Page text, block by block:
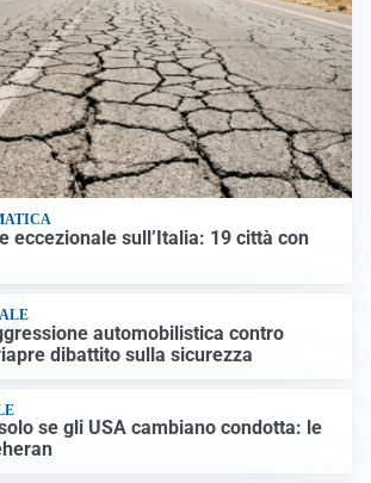
eccezionale sull’Italia: 19 città con
automobilistica contro
dibattito sulla sicurezza
se gli USA cambiano condotta: le